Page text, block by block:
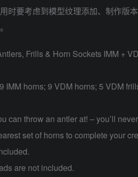
时要考虑到模型纹理添加、制作版
Frills & Horn Sockets IMM +
IMM horns; 9 VDM horns; 5 VDM
can throw an antler at! – you’ll
set of horns to complete your
are not included.